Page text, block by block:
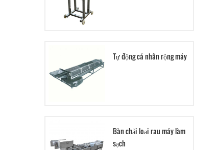
Tự động cá nhân rộng máy
Bàn chải loại rau máy làm
sạch